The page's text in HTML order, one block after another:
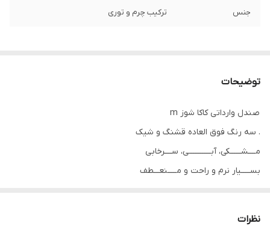
جنس ترکیب چرم و توری
توضیحات
صندل وارداتی کاکا شوز m
. سه رنگ فوق العاده قشنگ و شیک
مــــشــــــکی، آبــــــــــــی، ســــرخابی
بســـــیار نرم و راحت و مـــــنعـــطف
سایزبندی:
نظرات